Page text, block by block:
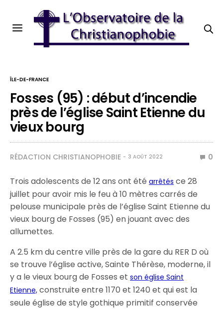
ÎLE-DE-FRANCE
Fosses (95) : début d’incendie
près de l’église Saint Etienne du
vieux bourg
RÉDACTION CHRISTIANOPHOBIE 3 AOÛT 2022 0
Trois adolescents de 12 ans ont étéarrêtés ce 28
juillet pour avoir mis le feu à 10 mètres carrés de
pelouse municipale près de l’église Saint Etienne du
vieux bourg de Fosses (95) en jouant avec des
allumettes.
A 2.5 km du centre ville près de la gare du RER D où
se trouve l’église active, Sainte Thérèse, moderne, il
y a le vieux bourg de Fosses etson église Saint
Etienne, construite entre 1170 et 1240 et qui est la
seule église de style gothique primitif conservée